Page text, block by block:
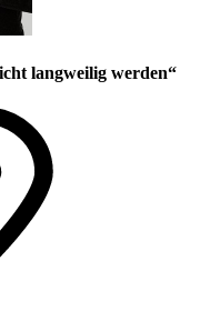
langweilig werden“